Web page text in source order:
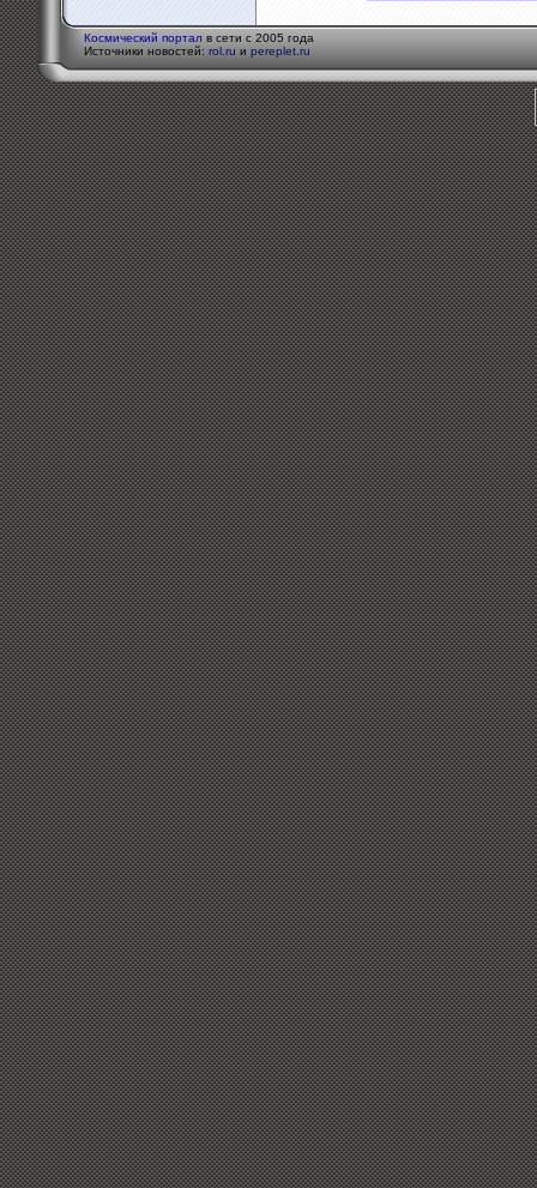
Космический портал в сети с 2005 года
Источники новостей: rol.ru и pereplet.ru